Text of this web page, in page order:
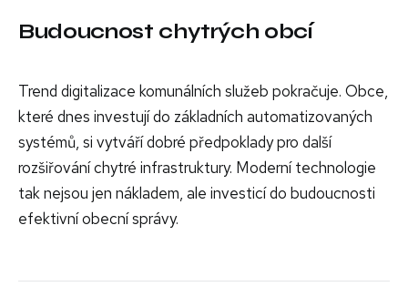
Budoucnost chytrých obcí
Trend digitalizace komunálních služeb pokračuje. Obce,
které dnes investují do základních automatizovaných
systémů, si vytváří dobré předpoklady pro další
rozšiřování chytré infrastruktury. Moderní technologie
tak nejsou jen nákladem, ale investicí do budoucnosti
efektivní obecní správy.